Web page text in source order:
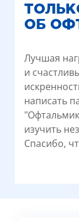
ОБ
Лучшая
и
написать
изучить
Спасибо,